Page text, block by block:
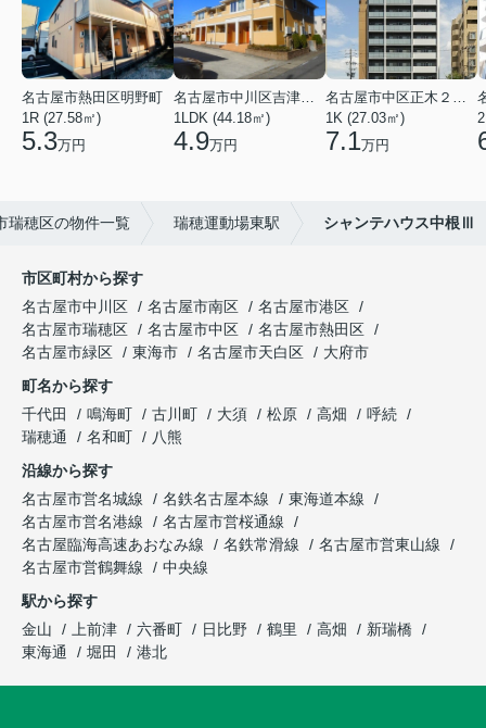
名古屋市熱田区明野町
1R (27.58㎡)
5.3万円
1LDK (44.18㎡)
4.9万円
1K (27.03㎡)
7.1万円
瑞穂区の物件一覧 瑞穂運動場東駅 シャンテハウス中根Ⅲ
市区町村から探す
名古屋市中川区
名古屋市南区
名古屋市港区
名古屋市瑞穂区
名古屋市中区
名古屋市熱田区
名古屋市緑区
東海市 名古屋市天白区
大府市
町名から探す
千代田
鳴海町 古川町 大須 松原 高畑
呼続
瑞穂通
名和町
八熊
沿線から探す
名古屋市営名城線
名鉄名古屋本線
東海道本線
名古屋市営名港線
名古屋市営桜通線
名古屋臨海高速あおなみ線
名鉄常滑線
名古屋市営東山線
名古屋市営鶴舞線
中央線
駅から探す
金山
上前津 六番町 日比野 鶴里 高畑
新瑞橋
東海通
堀田 港北